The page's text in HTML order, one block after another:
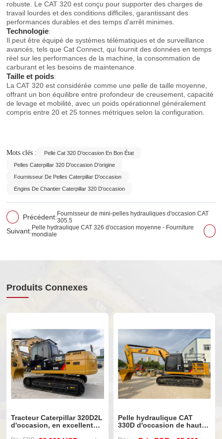
robuste. Le CAT 320 est conçu pour supporter des charges de
travail lourdes et des conditions difficiles, garantissant des
performances durables et des temps d'arrêt minimes.
Technologie:
Il peut être équipé de systèmes télématiques et de surveillance
avancés, tels que Cat Connect, qui fournit des données en temps
réel sur les performances de la machine, la consommation de
carburant et les besoins de maintenance.
Taille et poids:
La CAT 320 est considérée comme une pelle de taille moyenne,
offrant un bon équilibre entre profondeur de creusement, capacité
de levage et mobilité, avec un poids opérationnel généralement
compris entre 20 et 25 tonnes métriques selon la configuration.
Mots clés :
Pelle Cat 320 D'occasion En Bon État
Pelles Caterpillar 320 D'occasion D'origine
Fournisseur De Pelles Caterpillar D'occasion
Engins De Chantier Caterpillar 320 D'occasion
Précédent: Fournisseur de mini-pelles hydrauliques d'occasion CAT
305.5
Suivant: Pelle hydraulique CAT 326 d'occasion moyenne - Fourniture
mondiale
Produits Connexes
Tracteur Caterpillar 320D2L
d'occasion, en excellent
Pelle hydraulique CAT
330D d'occasion de haute